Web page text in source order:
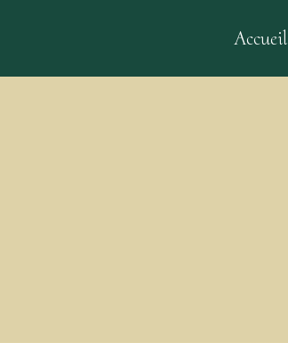
Accueil